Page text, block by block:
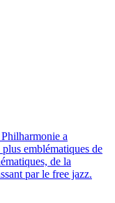
a
emblématiques de
de la
par le free jazz.